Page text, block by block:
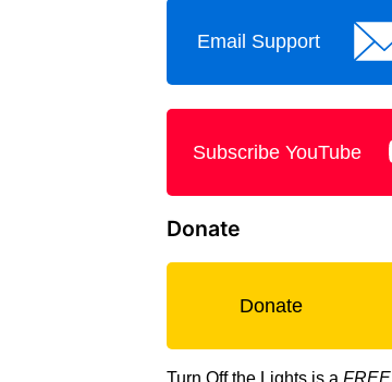
Email Support
Subscribe YouTube
Donate
Donate
Turn Off the Lights is a FREE